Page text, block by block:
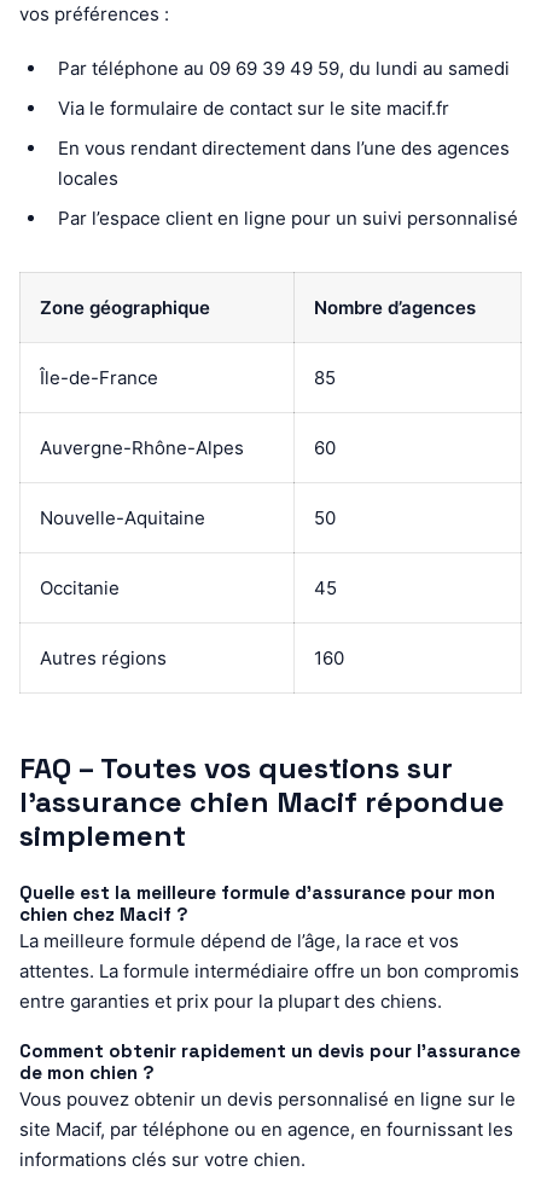
vos préférences :
Par téléphone au 09 69 39 49 59, du lundi au samedi
Via le formulaire de contact sur le site macif.fr
En vous rendant directement dans l’une des agences
locales
Par l’espace client en ligne pour un suivi personnalisé
Zone géographique Nombre d’agences
Île-de-France 85
Auvergne-Rhône-Alpes 60
Nouvelle-Aquitaine 50
Occitanie 45
Autres régions 160
FAQ – Toutes vos questions sur
l’assurance chien Macif répondue
simplement
Quelle est la meilleure formule d’assurance pour mon
chien chez Macif ?
La meilleure formule dépend de l’âge, la race et vos
attentes. La formule intermédiaire offre un bon compromis
entre garanties et prix pour la plupart des chiens.
Comment obtenir rapidement un devis pour l’assurance
de mon chien ?
Vous pouvez obtenir un devis personnalisé en ligne sur le
site Macif, par téléphone ou en agence, en fournissant les
informations clés sur votre chien.